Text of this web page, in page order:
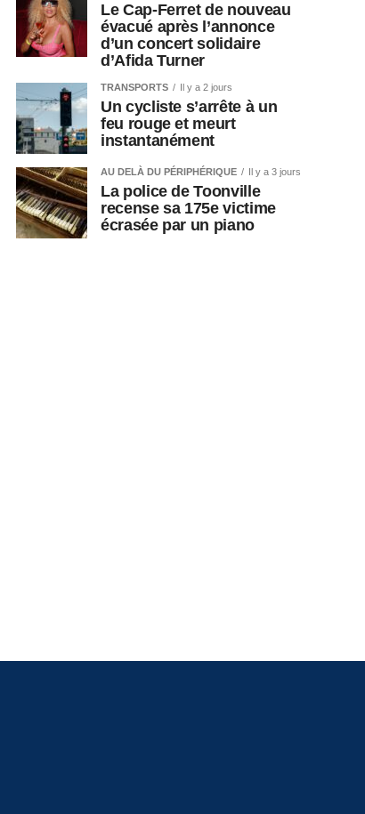
Le Cap-Ferret de nouveau
évacué après l’annonce
d’un concert solidaire
d’Afida Turner
TRANSPORTS Il y a 2 jours
Un cycliste s’arrête à un
feu rouge et meurt
instantanément
AU DELÀ DU PÉRIPHÉRIQUE Il y a 3 jours
La police de Toonville
recense sa 175e victime
écrasée par un piano